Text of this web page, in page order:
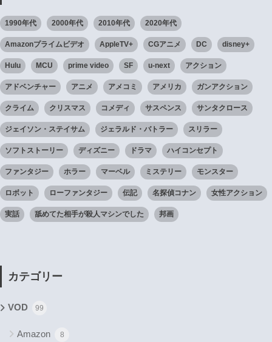
1990年代 2000年代 2010年代 2020年代
Amazonプライムビデオ AppleTV+ CGアニメ DC disney+
Hulu MCU prime video SF u-next アクション
アドベンチャー アニメ アメコミ アメリカ ガンアクション
クライム クリスマス コメディ サスペンス サンタクロース
ジェイソン・ステイサム ジェラルド・バトラー スリラー
ソフトストーリー ディズニー ドラマ ハイコンセプト
ファンタジー ホラー マーベル ミステリー モンスター
ロボット ローファンタジー 伝記 名探偵コナン 女性アクション
実話 舐めてた相手が殺人マシンでした 邦画
カテゴリー
VOD 99
Amazon 8